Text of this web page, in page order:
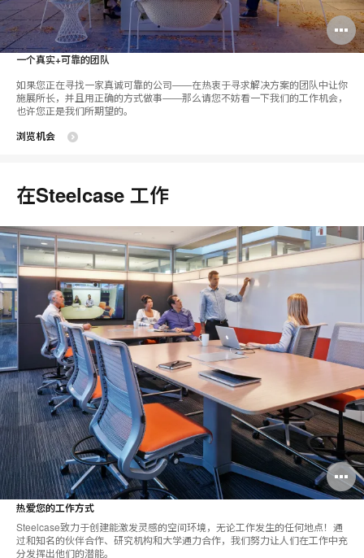
一个真实+可靠的团队
如果您正在寻找一家真诚可靠的公司——在热衷于寻求解决方案的团队中让你
施展所长，并且用正确的方式做事——那么请您不妨看一下我们的工作机会，
也许您正是我们所期望的。
浏览机会
在Steelcase 工作
热爱您的工作方式
Steelcase致力于创建能激发灵感的空间环境，无论工作发生的任何地点！通
过和知名的伙伴合作、研究机构和大学通力合作，我们努力让人们在工作中充
分发挥出他们的潜能。